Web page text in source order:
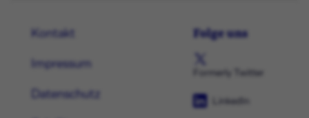
Kontakt
Impressum
Datenschutz
Folge uns